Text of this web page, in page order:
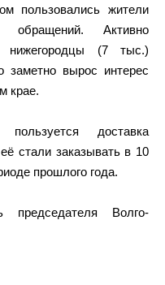
пользовались жители
Активно
нижегородцы (7 тыс.)
вырос интерес
крае.
доставка
стали заказывать в 10
прошлого года.
председателя Волго-